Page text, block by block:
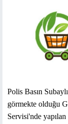
Polis Basın
görmekte olduğu
Servisi'nde